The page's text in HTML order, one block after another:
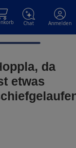
Chat Anmelden
da
etwas